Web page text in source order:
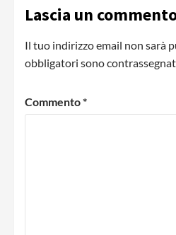
Lascia un
Il tuo indirizzo email non sarà
obbligatori sono
Commento*